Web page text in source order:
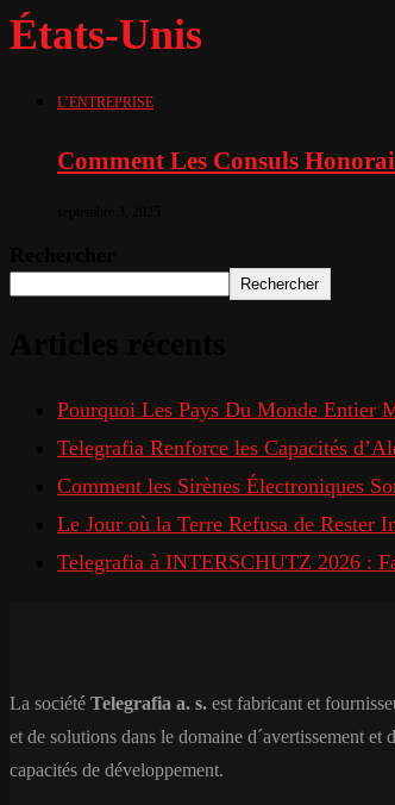
États-Unis
L’ENTREPRISE
Comment Les Consuls
Rechercher
Pourquoi Les Pays Du Monde Entier
Telegrafia Renforce les Capacités
Comment les Sirènes Électroniques
Le Jour où la Terre Refusa de Rester
Telegrafia à INTERSCHUTZ 2026 :
La société Telegrafia a. s. est fabricant et
et de solutions dans le domaine d´avertissement et
capacités de développement.